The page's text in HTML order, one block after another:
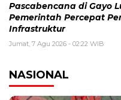
Pascabencana di Gayo
Pemerintah Percepat
Infrastruktur
Jumat, 7 Agu 2026 - 02:22 WIB
NASIONAL